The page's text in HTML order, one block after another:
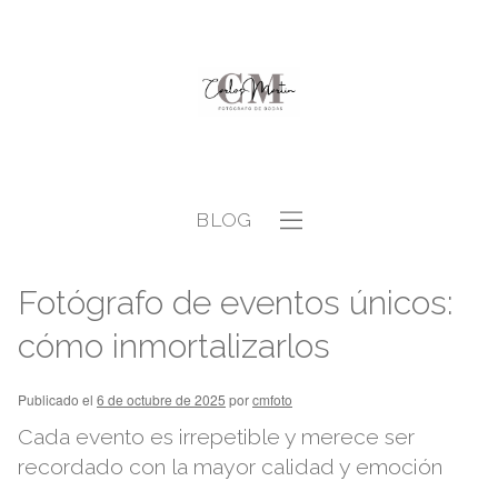
BLOG
Fotógrafo de eventos únicos:
cómo inmortalizarlos
Publicado el 6 de octubre de 2025 porcmfoto
Cada evento es irrepetible y merece ser
recordado con la mayor calidad y emoción